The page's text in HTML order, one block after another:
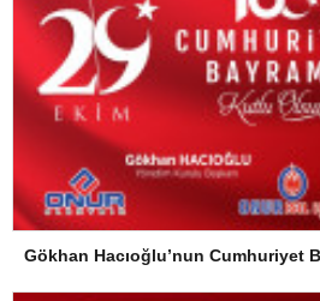
Gökhan Hacıoğlu’nun Cumhuriyet